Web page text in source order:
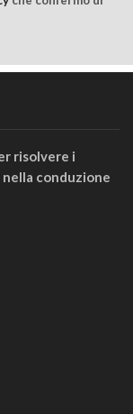
risolvere i
conduzione